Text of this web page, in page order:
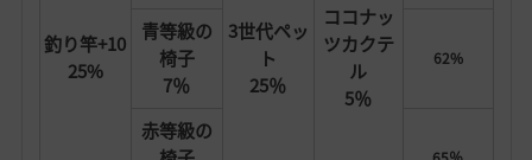
釣り竿+10
25%
3世代ペッ
ト
25％
ココナッ
ツカクテ
ル
5％
青等級の
椅子
7％
62%
赤等級の